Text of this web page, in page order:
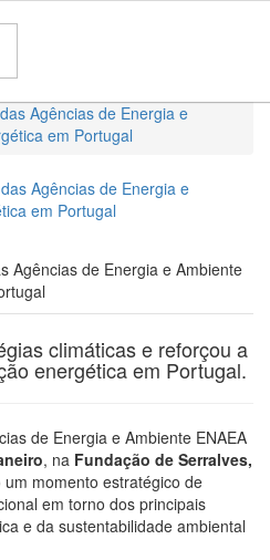
Agências de Energia e
em Portugal
Agências de Energia e Ambiente
climáticas e reforçou a
energética em Portugal.
de Energia e Ambiente ENAEA
, na Fundação de Serralves,
momento estratégico de
em torno dos principais
e da sustentabilidade ambiental